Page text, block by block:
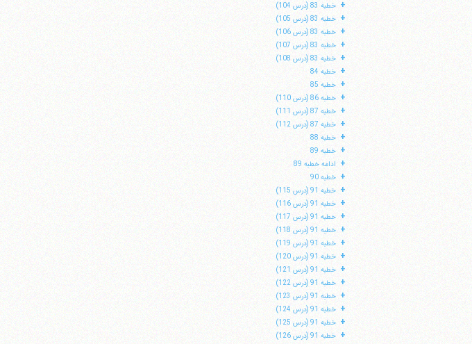
+ خطبه 83 (درس 104)
+ خطبه 83 (درس 105)
+ خطبه 83 (درس 106)
+ خطبه 83 (درس 107)
+ خطبه 83 (درس 108)
+ خطبه 84
+ خطبه 85
+ خطبه 86 (درس 110)
+ خطبه 87 (درس 111)
+ خطبه 87 (درس 112)
+ خطبه 88
+ خطبه 89
+ ادامه خطبه 89
+ خطبه 90
+ خطبه 91 (درس 115)
+ خطبه 91 (درس 116)
+ خطبه 91 (درس 117)
+ خطبه 91 (درس 118)
+ خطبه 91 (درس 119)
+ خطبه 91 (درس 120)
+ خطبه 91 (درس 121)
+ خطبه 91 (درس 122)
+ خطبه 91 (درس 123)
+ خطبه 91 (درس 124)
+ خطبه 91 (درس 125)
+ خطبه 91 (درس 126)